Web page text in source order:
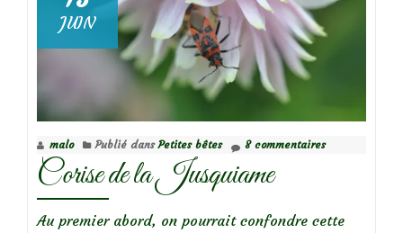
JUIN
malo Publié dansPetites bêtes 8 commentaires
Corise de la Jusquiame
Au premier abord, on pourrait confondre cette